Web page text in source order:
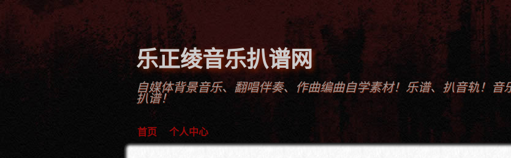
乐正绫音乐扒谱网
自媒体背景音乐、翻唱伴奏、作曲编曲自学素材！乐谱、扒音轨！音
扒谱！
首页 个人中心